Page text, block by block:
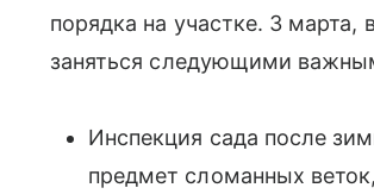
порядка на участке. 3
заняться следующими
Инспекция сада после
предмет сломанных